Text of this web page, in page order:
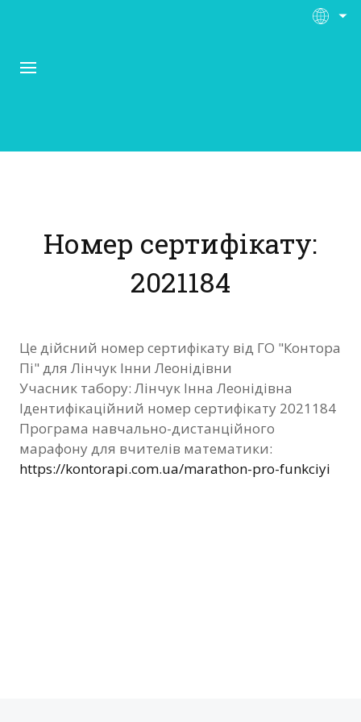
Матеріали
Нас підтримують
Фотозвіт
Видані сертифікати
Контакти
Номер сертифікату:
2021184
Це дійсний номер сертифікату від ГО "Контора
Пі" для Лінчук Інни Леонідівни
Учасник табору: Лінчук Інна Леонідівна
Ідентифікаційний номер сертифікату 2021184
Програма навчально-дистанційного
марафону для вчителів математики:
https://kontorapi.com.ua/marathon-pro-funkciyi